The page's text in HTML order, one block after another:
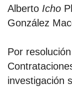
Alberto Icho
González
Por
investigación